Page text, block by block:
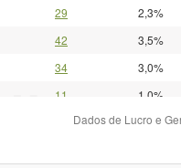
29 2,3%
42 3,5%
34 3,0%
11 1,0%
2,4%
Dados de Lucro e